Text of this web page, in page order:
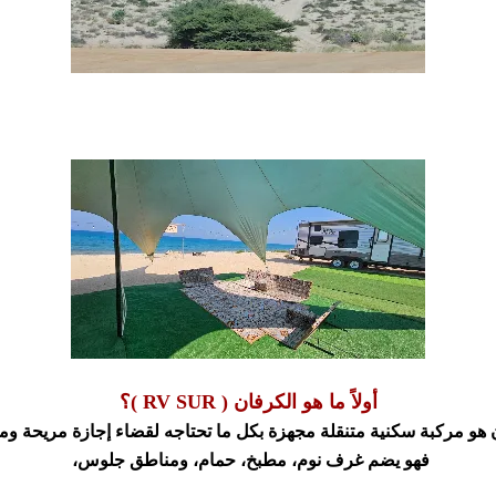
أولاً ما هو الكرفان ( RV SUR )؟
هو مركبة سكنية متنقلة مجهزة بكل ما تحتاجه لقضاء إجازة مريحة
فهو يضم غرف نوم، مطبخ، حمام، ومناطق جلوس،